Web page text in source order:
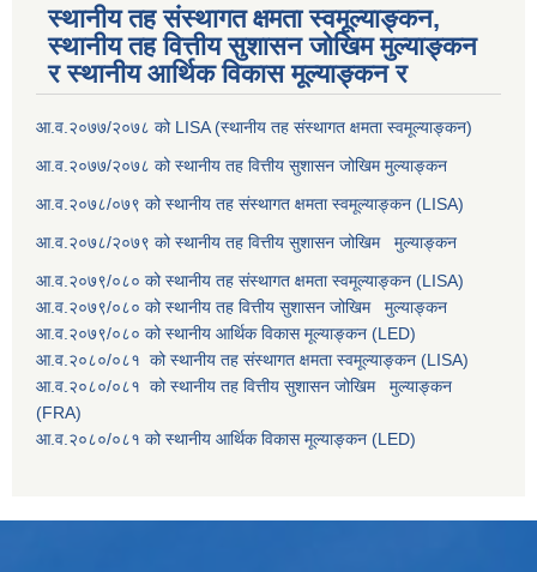
स्थानीय तह संस्थागत क्षमता स्वमूल्याङ्कन,
स्थानीय तह वित्तीय सुशासन जोखिम मुल्याङ्कन
र स्थानीय आर्थिक विकास मूल्याङ्कन र
आ.व.२०७७/२०७८ को LISA (स्थानीय तह संस्थागत क्षमता स्वमूल्याङ्कन)
आ.व.२०७७/२०७८ को स्थानीय तह वित्तीय सुशासन जोखिम मुल्याङ्कन
आ.व.२०७८/०७९ को स्थानीय तह संस्थागत क्षमता स्वमूल्याङ्कन (LISA)
आ.व.२०७८/२०७९ को स्थानीय तह वित्तीय सुशासन जोखिम मुल्याङ्कन
आ.व.२०७९/०८० को स्थानीय तह संस्थागत क्षमता स्वमूल्याङ्कन (LISA)
आ.व.२०७९/०८० को स्थानीय तह वित्तीय सुशासन जोखिम मुल्याङ्कन
आ.व.२०७९/०८० को स्थानीय आर्थिक विकास मूल्याङ्कन (LED)
आ.व.२०८०/०८१ को स्थानीय तह संस्थागत क्षमता स्वमूल्याङ्कन (LISA)
आ.व.२०८०/०८१ को स्थानीय तह वित्तीय सुशासन जोखिम मुल्याङ्कन
(FRA)
आ.व.२०८०/०८१ को स्थानीय आर्थिक विकास मूल्याङ्कन (LED)